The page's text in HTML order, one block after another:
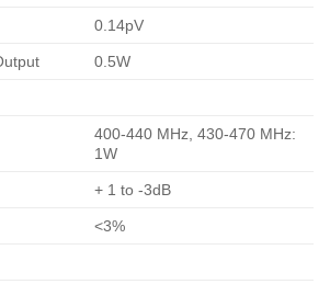
0.14pV
0.5W
400-440 MHz, 430-470 MHz:
1W
+ 1 to -3dB
<3%